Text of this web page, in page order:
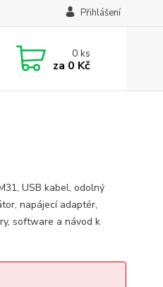
Přihlášení
0ks
za 0 Kč
USB kabel, odolný
napájecí adaptér,
software a návod k